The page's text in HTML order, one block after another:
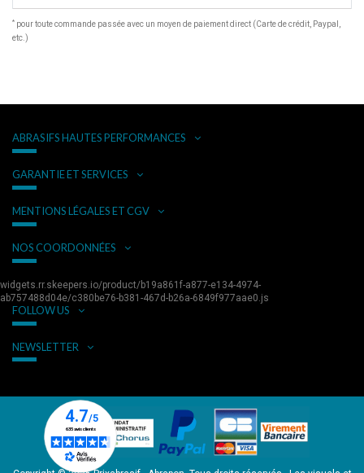
* pour toute commande passée avec un moyen de paiement direct (Carte de crédit, Paypal,
etc.)
ABRASIFS HAUTES PERFORMANCES
GARANTIE ET SERVICES
MENTIONS LÉGALES ET CGV
NOS COORDONNÉES
widgets.rr.skeepers.io/product/b19a861f-a877-e134-4974-
ab757488d04e/c380be76-b381-467d-b26a-6849f977aae0.js
FOLLOW US
NEWSLETTER